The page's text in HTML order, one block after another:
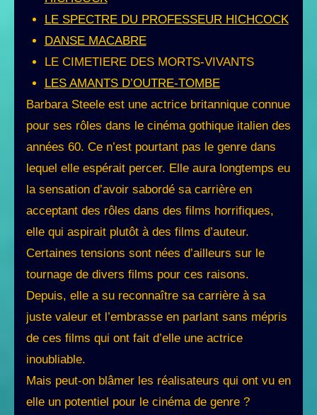
LE SPECTRE DU PROFESSEUR HICHCOCK
DANSE MACABRE
LE CIMETIERE DES MORTS-VIVANTS
LES AMANTS D’OUTRE-TOMBE
Barbara Steele est une actrice britannique connue
pour ses rôles dans le cinéma gothique italien des
années 60. Ce n’est pourtant pas le genre dans
lequel elle espérait percer. Elle aura longtemps eu
la sensation d’avoir sabordé sa carrière en
acceptant des rôles dans des films horrifiques,
elle qui aspirait plutôt à des films d’auteur.
Certaines tensions sont nées d’ailleurs sur le
tournage de divers films pour ces raisons.
Depuis, elle a su reconnaître sa carrière à sa
juste valeur et l’embrasse en parlant sans mépris
de ces films qui ont fait d’elle une actrice
inoubliable.
Mais peut-on blâmer les réalisateurs qui ont vu en
elle un potentiel pour le cinéma de genre ?